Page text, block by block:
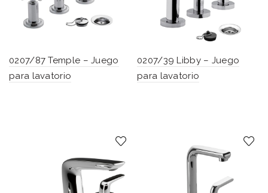
0207/87 Temple – Juego
para lavatorio
0207/39 Libby – Juego
para lavatorio